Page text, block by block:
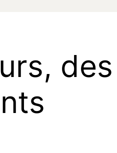
urs, des
nts